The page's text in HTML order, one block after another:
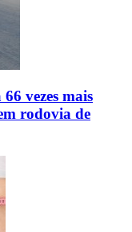
vezes mais
rodovia de